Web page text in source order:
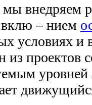
внедряем
– нием
условиях и
проектов
уровней